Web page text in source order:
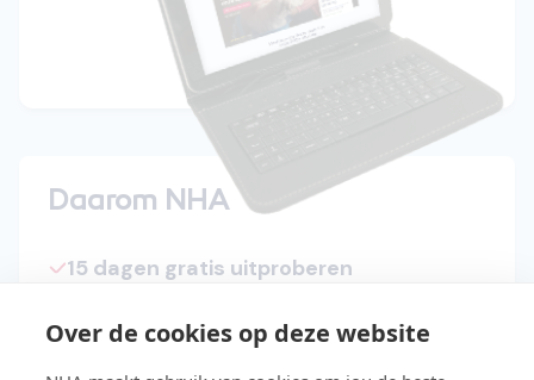
Over de cookies op deze website
Daarom NHA
15 dagen gratis uitproberen